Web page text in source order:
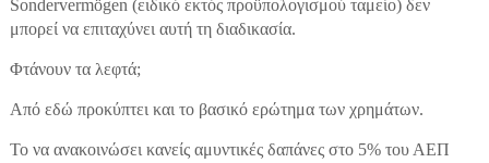
Sondervermögen (ειδικό εκτός προϋπολογισμού ταμείο) δεν
μπορεί να επιταχύνει αυτή τη διαδικασία.
Φτάνουν τα λεφτά;
Από εδώ προκύπτει και το βασικό ερώτημα των χρημάτων.
Το να ανακοινώσει κανείς αμυντικές δαπάνες στο 5% του ΑΕΠ